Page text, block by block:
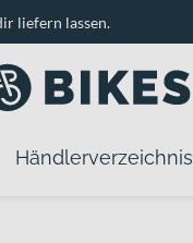
liefern lassen.
Händlerverzeichnis